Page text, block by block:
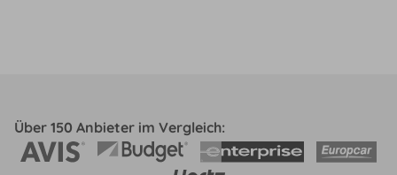
Über 150 Anbieter im Vergleich: